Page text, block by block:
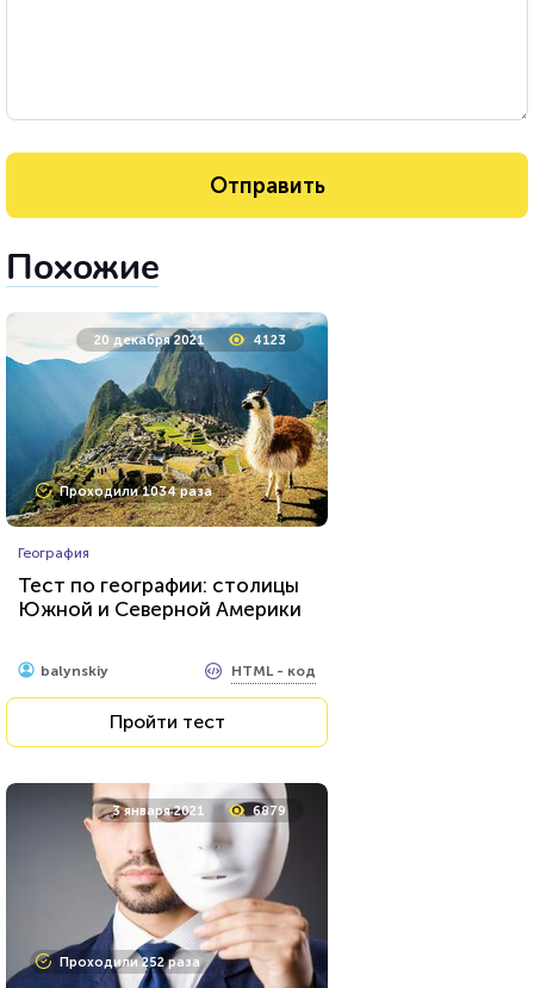
Похожие
20 декабря 2021 4123
Проходили 1034 раза
География
Тест по географии: столицы
Южной и Северной Америки
balynskiy HTML - код
Пройти тест
3 января 2021 6879
Проходили 252 раза